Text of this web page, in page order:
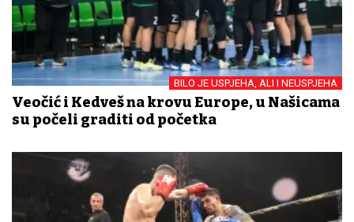
BILO JE USPJEHA, ALI I NEUSPJEHA
Veočić i Kedveš na krovu Europe, u Našicama
su počeli graditi od početka